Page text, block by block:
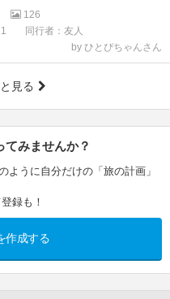
126
同行者：友人
by ひとぴちゃんさん
見る
てみませんか？
ように自分だけの「旅の計画」
録も！
作成する